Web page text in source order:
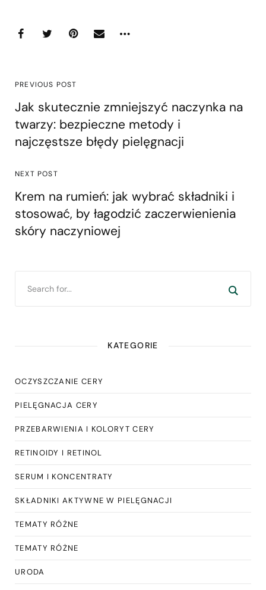
PREVIOUS POST
Jak skutecznie zmniejszyć naczynka na
twarzy: bezpieczne metody i
najczęstsze błędy pielęgnacji
NEXT POST
Krem na rumień: jak wybrać składniki i
stosować, by łagodzić zaczerwienienia
skóry naczyniowej
KATEGORIE
OCZYSZCZANIE CERY
PIELĘGNACJA CERY
PRZEBARWIENIA I KOLORYT CERY
RETINOIDY I RETINOL
SERUM I KONCENTRATY
SKŁADNIKI AKTYWNE W PIELĘGNACJI
TEMATY RÓŻNE
TEMATY RÓŻNE
URODA